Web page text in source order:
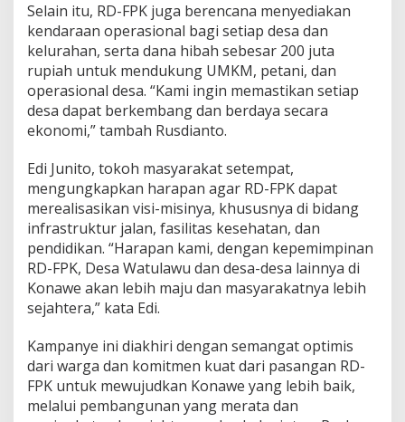
k
t
u
r
d
a
n
E
o
n
o
m
i
L
o
k
a
l
Selain itu, RD-FPK juga berencana menyediakan
kendaraan operasional bagi setiap desa dan
kelurahan, serta dana hibah sebesar 200 juta
rupiah untuk mendukung UMKM, petani, dan
operasional desa. “Kami ingin memastikan setiap
desa dapat berkembang dan berdaya secara
ekonomi,” tambah Rusdianto.
Edi Junito, tokoh masyarakat setempat,
mengungkapkan harapan agar RD-FPK dapat
merealisasikan visi-misinya, khususnya di bidang
infrastruktur jalan, fasilitas kesehatan, dan
pendidikan. “Harapan kami, dengan kepemimpinan
RD-FPK, Desa Watulawu dan desa-desa lainnya di
Konawe akan lebih maju dan masyarakatnya lebih
sejahtera,” kata Edi.
Kampanye ini diakhiri dengan semangat optimis
dari warga dan komitmen kuat dari pasangan RD-
FPK untuk mewujudkan Konawe yang lebih baik,
melalui pembangunan yang merata dan